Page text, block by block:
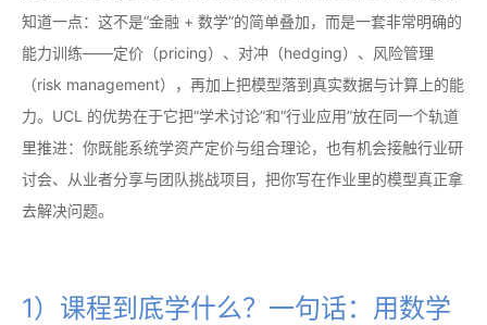
知道一点：这不是“金融 + 数学”的简单叠加，而是一套非常明确的
能力训练——定价（pricing）、对冲（hedging）、风险管理
（risk management），再加上把模型落到真实数据与计算上的能
力。UCL 的优势在于它把“学术讨论”和“行业应用”放在同一个轨道
里推进：你既能系统学资产定价与组合理论，也有机会接触行业研
讨会、从业者分享与团队挑战项目，把你写在作业里的模型真正拿
去解决问题。
1）课程到底学什么？一句话：用数学